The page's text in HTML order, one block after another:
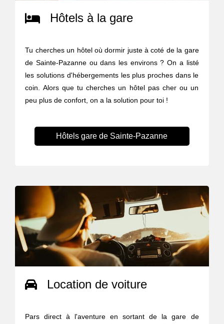
Hôtels à la gare
Tu cherches un hôtel où dormir juste à coté de la gare
de Sainte-Pazanne ou dans les environs ? On a listé
les solutions d'hébergements les plus proches dans le
coin. Alors que tu cherches un hôtel pas cher ou un
peu plus de confort, on a la solution pour toi !
Hôtels gare de Sainte-Pazanne
Location de voiture
Pars direct à l'aventure en sortant de la gare de